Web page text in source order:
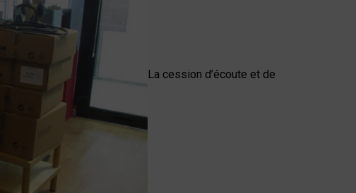
La cession d’écoute et de